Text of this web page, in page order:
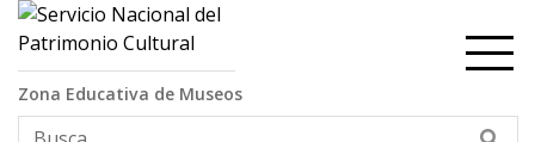
Contenido principal
Zona Educativa de Museos